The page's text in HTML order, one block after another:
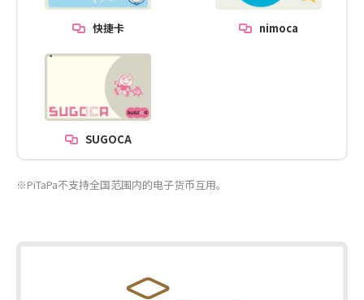
快捷卡 nimoca
SUGOCA
※PiTaPa不支持全国范围内的电子货币互用。